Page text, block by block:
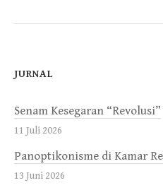
JURNAL
Senam Kesegaran “Revolusi”
11 Juli 2026
Panoptikonisme di Kamar
13 Juni 2026